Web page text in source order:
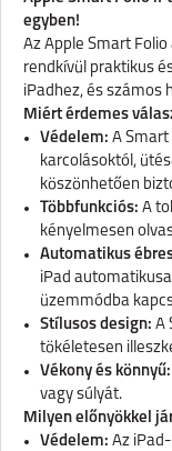
egyben!
Az Apple Smart
rendkívül praktikus
iPadhez, és számos
Miért érdemes
Védelem: A Smart
karcolásoktól,
köszönhetően
Többfunkciós: A
kényelmesen
Automatikus
iPad
üzemmódba
Stílusos design: A
tökéletesen
Vékony és könnyű:
vagy súlyát.
Milyen előnyökkel
Védelem: Az